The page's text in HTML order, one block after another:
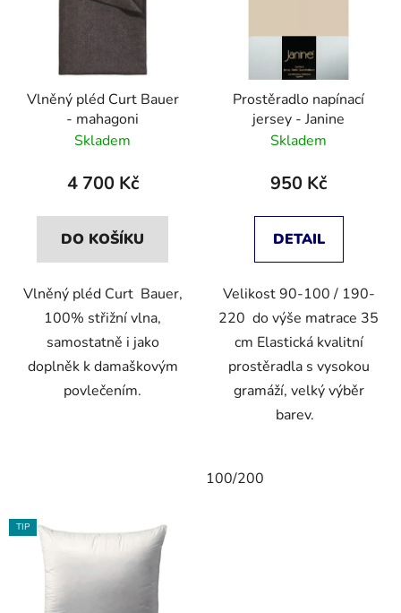
Vlněný pléd Curt Bauer
- mahagoni
Skladem
4 700 Kč
DO KOŠÍKU
Vlněný pléd Curt Bauer,
100% střižní vlna,
samostatně i jako
doplněk k damaškovým
povlečením.
Prostěradlo napínací
jersey - Janine
Skladem
950 Kč
DETAIL
Velikost 90-100 / 190-
220 do výše matrace 35
cm Elastická kvalitní
prostěradla s vysokou
gramáží, velký výběr
barev.
100/200
TIP